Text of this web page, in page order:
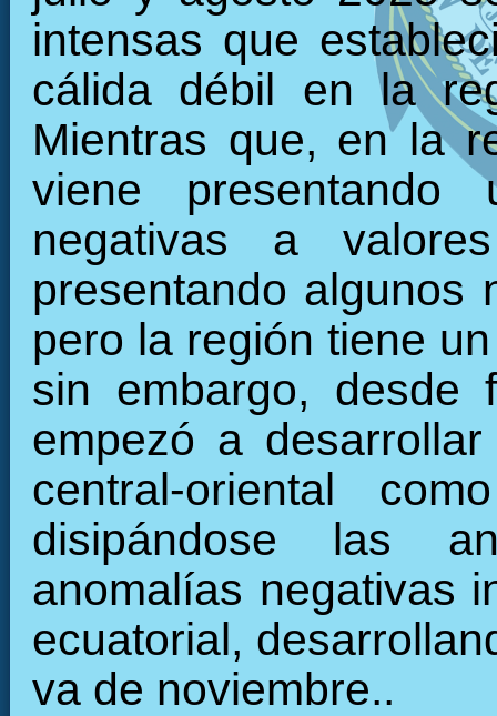
intensas que
cálida débil en la
Mientras que, en la
viene
negativas a
presentando algunos
pero la región tiene
sin embargo,
empezó a
central-oriental
disipándose las
anomalías negativas
ecuatorial,
va de noviembre..